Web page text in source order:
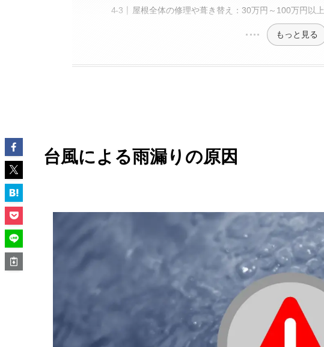
屋根全体の修理や葺き替え：30万円～100万円以上
もっと見る
台風による雨漏りの原因